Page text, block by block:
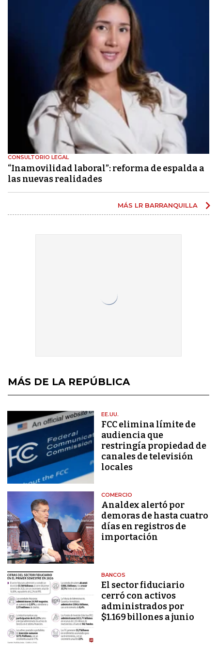
CONSULTORIO LEGAL
“Inamovilidad laboral”: reforma de espalda a
las nuevas realidades
MÁS LR BARRANQUILLA
MÁS DE LA REPÚBLICA
EE.UU.
FCC elimina límite de
audiencia que
restringía propiedad de
canales de televisión
locales
COMERCIO
Analdex alertó por
demoras de hasta cuatro
días en registros de
importación
BANCOS
El sector fiduciario
cerró con activos
administrados por
$1.169 billones a junio